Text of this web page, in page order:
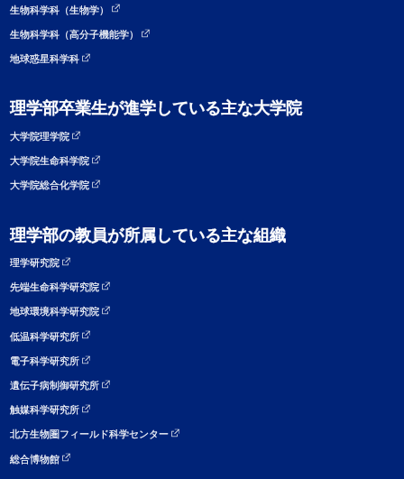
生物科学科（生物学）
生物科学科（高分子機能学）
地球惑星科学科
理学部卒業生が進学している主な大学院
大学院理学院
大学院生命科学院
大学院総合化学院
理学部の教員が所属している主な組織
理学研究院
先端生命科学研究院
地球環境科学研究院
低温科学研究所
電子科学研究所
遺伝子病制御研究所
触媒科学研究所
北方生物圏フィールド科学センター
総合博物館